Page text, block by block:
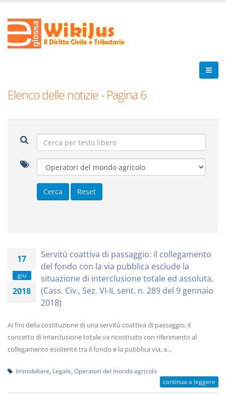
Elenco delle notizie - Pagina 6
17
giu
2018
Servitù coattiva di passaggio: il collegamento
del fondo con la via pubblica esclude la
situazione di interclusione totale ed assoluta.
(Cass. Civ., Sez. VI-II, sent. n. 289 del 9 gennaio
2018)
Ai fini della costituzione di una servitù coattiva di passaggio, il
concetto di interclusione totale va ricostruito con riferimento al
collegamento esistente tra il fondo e la pubblica via, a...
Immobiliare Legale Operatori del mondo agricolo
continua a leggere